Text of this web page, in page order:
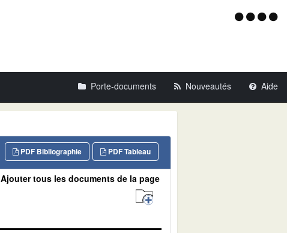
Menu
Porte-documents Nouveautés Aide
PDF Tableau
PDF Bibliographie
Ajouter tous les documents de la page